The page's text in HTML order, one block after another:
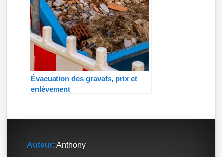
Évacuation des gravats, prix et
enlèvement
Auteur: Anthony